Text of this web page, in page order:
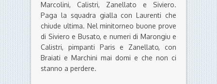
Marcolini, Calistri, Zanellato e Siviero.
Paga la squadra gialla con Laurenti che
chiude ultima. Nel minitorneo buone prove
di Siviero e Busato, e numeri di Marongiu e
Calistri, pimpanti Paris e Zanellato, con
Braiati e Marchini mai domi e che non ci
stanno a perdere.